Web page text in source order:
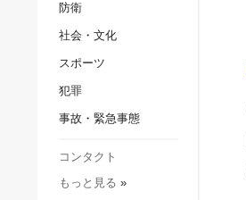
スポーツ
防衛
社会・文化
スポーツ
犯罪
事故・緊急事態
コンタクト
もっと見る »